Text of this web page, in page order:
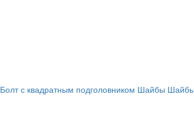
Болт с квадратным подголовником Шайбы Шайбы